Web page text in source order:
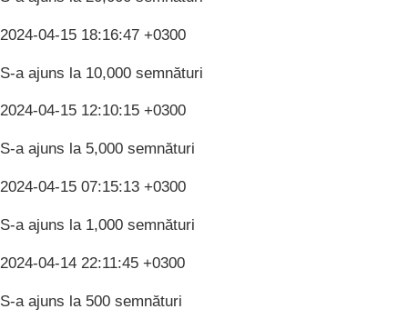
2024-04-15 18:16:47 +0300
S-a ajuns la 10,000 semnături
2024-04-15 12:10:15 +0300
S-a ajuns la 5,000 semnături
2024-04-15 07:15:13 +0300
S-a ajuns la 1,000 semnături
2024-04-14 22:11:45 +0300
S-a ajuns la 500 semnături